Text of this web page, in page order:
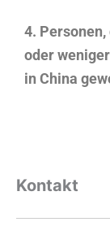
4.
oder
in China
Kontakt